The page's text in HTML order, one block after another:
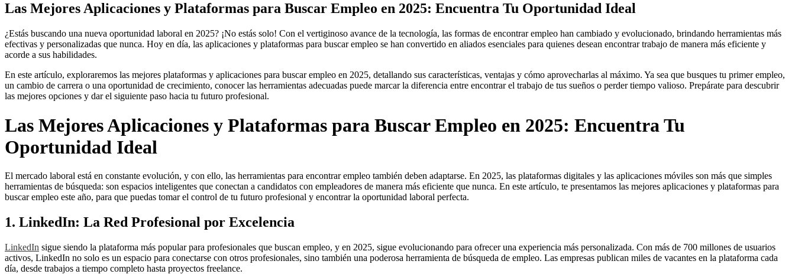
Las Mejores Aplicaciones y Plataformas para Buscar Empleo en 2025: Encuentra Tu Oportunidad Ideal
¿Estás buscando una nueva oportunidad laboral en 2025? ¡No estás solo! Con el vertiginoso avance de la tecnología, las formas de encontrar empleo han cambiado y evolucionado, brindando herramientas más
efectivas y personalizadas que nunca. Hoy en día, las aplicaciones y plataformas para buscar empleo se han convertido en aliados esenciales para quienes desean encontrar trabajo de manera más eficiente y
acorde a sus habilidades.
En este artículo, exploraremos las mejores plataformas y aplicaciones para buscar empleo en 2025, detallando sus características, ventajas y cómo aprovecharlas al máximo. Ya sea que busques tu primer empleo,
un cambio de carrera o una oportunidad de crecimiento, conocer las herramientas adecuadas puede marcar la diferencia entre encontrar el trabajo de tus sueños o perder tiempo valioso. Prepárate para descubrir
las mejores opciones y dar el siguiente paso hacia tu futuro profesional.
Las Mejores Aplicaciones y Plataformas para Buscar Empleo en 2025: Encuentra Tu
Oportunidad Ideal
El mercado laboral está en constante evolución, y con ello, las herramientas para encontrar empleo también deben adaptarse. En 2025, las plataformas digitales y las aplicaciones móviles son más que simples
herramientas de búsqueda: son espacios inteligentes que conectan a candidatos con empleadores de manera más eficiente que nunca. En este artículo, te presentamos las mejores aplicaciones y plataformas para
buscar empleo este año, para que puedas tomar el control de tu futuro profesional y encontrar la oportunidad laboral perfecta.
1. LinkedIn: La Red Profesional por Excelencia
LinkedIn sigue siendo la plataforma más popular para profesionales que buscan empleo, y en 2025, sigue evolucionando para ofrecer una experiencia más personalizada. Con más de 700 millones de usuarios
activos, LinkedIn no solo es un espacio para conectarse con otros profesionales, sino también una poderosa herramienta de búsqueda de empleo. Las empresas publican miles de vacantes en la plataforma cada
día, desde trabajos a tiempo completo hasta proyectos freelance.